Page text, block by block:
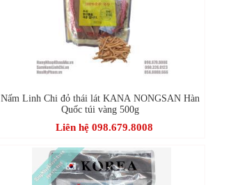
Nấm Linh Chi đỏ thái lát KANA NONGSAN Hàn
Quốc túi vàng 500g
Liên hệ 098.679.8008